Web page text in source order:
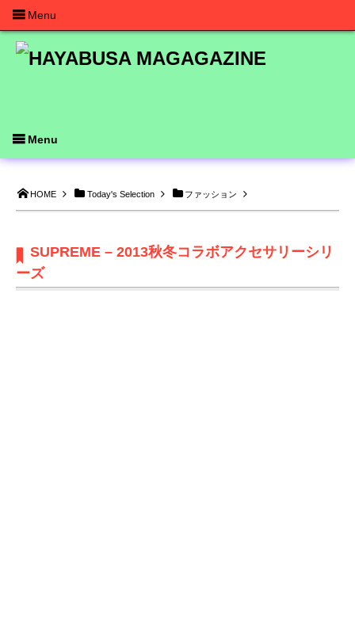
HOME Today's Selection ファッション
SUPREME – 2013秋冬コラボアクセサリーシリ
ーズ
Menu
Menu